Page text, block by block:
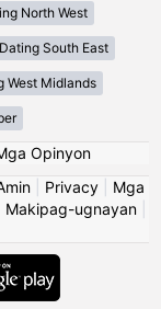
North West
Dating South East
West Midlands
Opinyon
Privacy
Mga
Makipag-ugnayan